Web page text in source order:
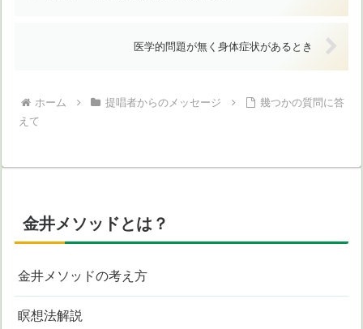
医学的問題が無く身体症状があるとき
ホーム 提唱者からのメッセージ
幾つかの質問に答
えて
金井メソッドとは？
金井メソッドの考え方
瞑想法解説